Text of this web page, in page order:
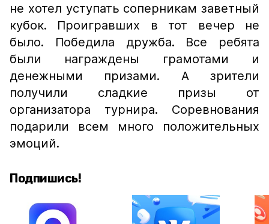
не хотел уступать соперникам заветный
кубок. Проигравших в тот вечер не
было. Победила дружба. Все ребята
были награждены грамотами и
денежными призами. А зрители
получили сладкие призы от
организатора турнира. Соревнования
подарили всем много положительных
эмоций.
Подпишись!